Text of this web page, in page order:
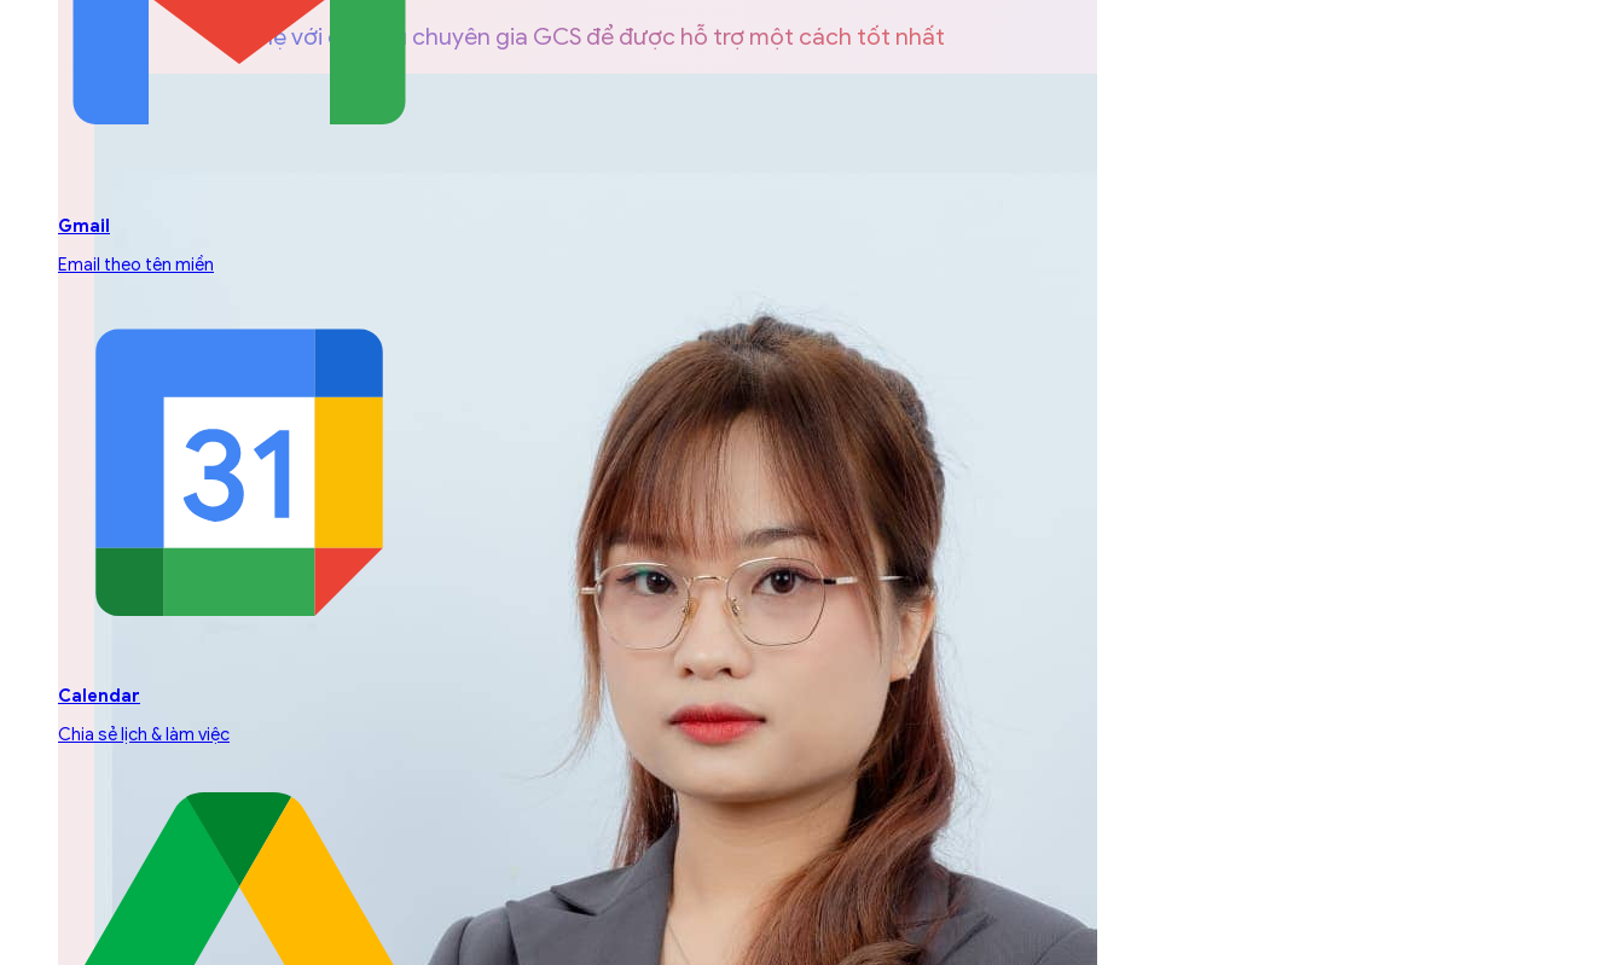
Liên hệ với đội ngũ chuyên gia GCS để được hỗ trợ một cách tốt nhất
Gmail
Email theo tên miền
Calendar
Chia sẻ lịch & làm việc